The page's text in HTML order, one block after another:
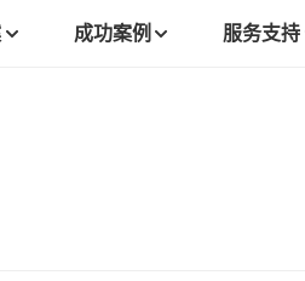
成功案例 服务支持